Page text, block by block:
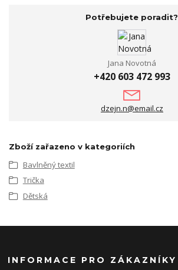
Potřebujete poradit?
Jana Novotná
+420 603 472 993
dzejn.n@email.cz
Zboží zařazeno v kategoriích
Bavlněný textil
Trička
Dětská
INFORMACE PRO ZÁKAZNÍKY